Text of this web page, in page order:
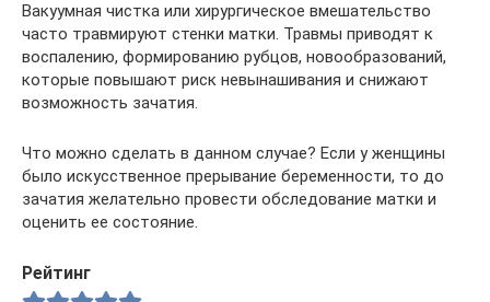
Вакуумная чистка или хирургическое вмешательство
часто травмируют стенки матки. Травмы приводят к
воспалению, формированию рубцов, новообразований,
которые повышают риск невынашивания и снижают
возможность зачатия.
Что можно сделать в данном случае? Если у женщины
было искусственное прерывание беременности, то до
зачатия желательно провести обследование матки и
оценить ее состояние.
Рейтинг